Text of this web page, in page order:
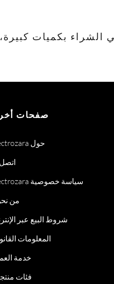
بكميات كبيرة، يرجى
صفحات
Electrozara حول
اتصل
Electrozara سياسة خصوصية
من
شروط البيع عبر
المعلومات
خدمة
فئات